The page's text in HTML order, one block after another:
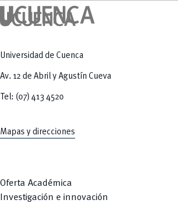
Universidad de Cuenca
Av. 12 de Abril y Agustín Cueva
Tel: (07) 413 4520
Mapas y direcciones
Oferta Académica
Investigación e innovación